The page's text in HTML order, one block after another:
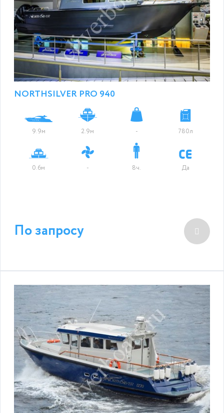
NORTHSILVER PRO 940
9.9м 2.9м - 780л
0.6м - 8ч. Да
По запросу